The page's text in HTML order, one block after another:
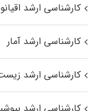
کارشناسی ارشد
کارشناسی ارشد آمار
کارشناسی ارشد